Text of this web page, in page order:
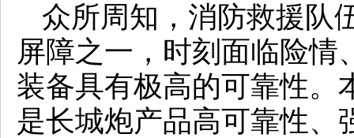
众所周知，消防救援队
屏障之一，时刻面临险情
装备具有极高的可靠性。
是长城炮产品高可靠性、